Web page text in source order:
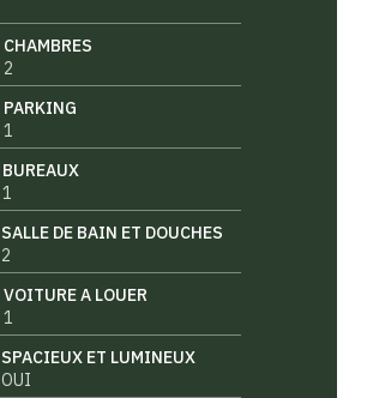
CHAMBRES
2
PARKING
1
BUREAUX
1
SALLE DE BAIN ET DOUCHES
2
VOITURE A LOUER
1
SPACIEUX ET LUMINEUX
OUI